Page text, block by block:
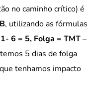
no caminho crítico) é
B, utilizando as fórmulas
6 = 5, Folga = TMT –
5 dias de folga
tenhamos impacto